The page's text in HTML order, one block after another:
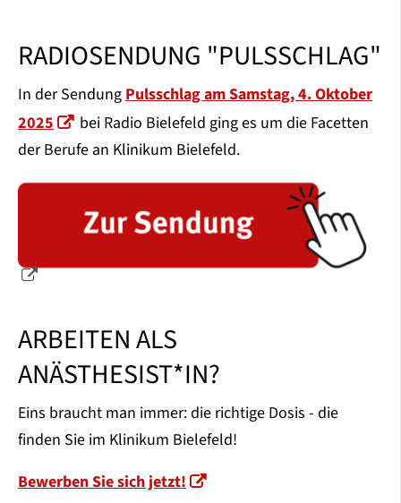
RADIOSENDUNG "PULSSCHLAG"
In der Sendung Pulsschlag am Samstag, 4. Oktober
2025
bei Radio Bielefeld ging es um die Facetten
der Berufe an Klinikum Bielefeld.
ARBEITEN ALS
ANÄSTHESIST*IN?
Eins braucht man immer: die richtige Dosis - die
finden Sie im Klinikum Bielefeld!
Bewerben Sie sich jetzt!